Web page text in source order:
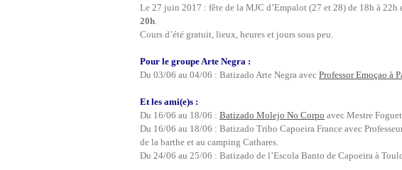
Le 27 juin 2017 : fête de la MJC d’Empalot (27 et 28) de 18h à 22h
20h
Cours d’été gratuit, lieux, heures et jours sous peu.
Pour le groupe Arte Negra :
Du 03/06 au 04/06 : Batizado Arte Negra avec Professor Emoçao à
Et les ami(e)s :
Du 16/06 au 18/06 : Batizado Molejo No Corpo avec Mestre
Du 16/06 au 18/06 : Batizado Tribo Capoeira France avec
de la barthe et au camping Cathares.
Du 24/06 au 25/06 : Batizado de l’Escola Banto de Capoeira à